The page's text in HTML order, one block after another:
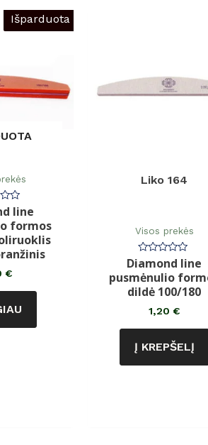
Išparduota
line
formos
€
Liko 164
Visos prekės
Įvertinimas:
0
iš
5
Diamond line
pusmėnulio
dildė 100/180
1,20 €
Į KREPŠELĮ